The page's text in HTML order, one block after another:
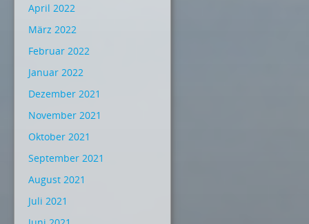
April 2022
März 2022
Februar 2022
Januar 2022
Dezember 2021
November 2021
Oktober 2021
September 2021
August 2021
Juli 2021